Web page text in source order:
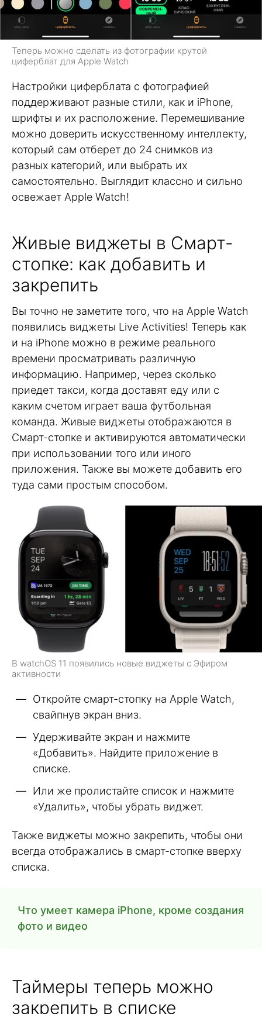
Теперь можно сделать из фотографии крутой
циферблат для Apple Watch
Настройки циферблата с фотографией
поддерживают разные стили, как и iPhone,
шрифты и их расположение. Перемешивание
можно доверить искусственному интеллекту,
который сам отберет до 24 снимков из
разных категорий, или выбрать их
самостоятельно. Выглядит классно и сильно
освежает Apple Watch!
Живые виджеты в Смарт-
стопке: как добавить и
закрепить
Вы точно не заметите того, что на Apple Watch
появились виджеты Live Activities! Теперь как
и на iPhone можно в режиме реального
времени просматривать различную
информацию. Например, через сколько
приедет такси, когда доставят еду или с
каким счетом играет ваша футбольная
команда. Живые виджеты отображаются в
Смарт-стопке и активируются автоматически
при использовании того или иного
приложения. Также вы можете добавить его
туда сами простым способом.
В watchOS 11 появились новые виджеты с Эфиром
активности
Откройте смарт-стопку на Apple Watch,
свайпнув экран вниз.
Удерживайте экран и нажмите
«Добавить». Найдите приложение в
списке.
Или же пролистайте список и нажмите
«Удалить», чтобы убрать виджет.
Также виджеты можно закрепить, чтобы они
всегда отображались в смарт-стопке вверху
списка.
Что умеет камера iPhone, кроме создания
фото и видео
Таймеры теперь можно
закрепить в списке